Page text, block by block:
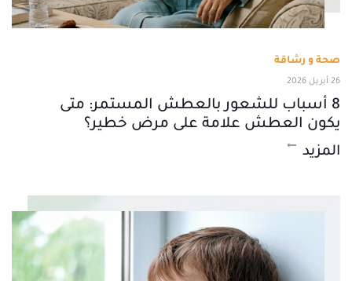
صحة و رشاقة
26 أبريل 2026
8 أسباب للشعور بالعطش المستمر: متى
يكون العطش علامة على مرض خطير؟
المزيد